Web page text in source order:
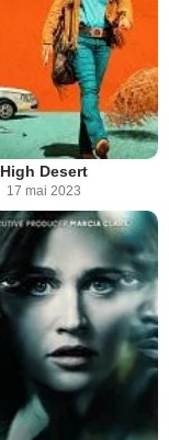
High Desert
17 mai 2023